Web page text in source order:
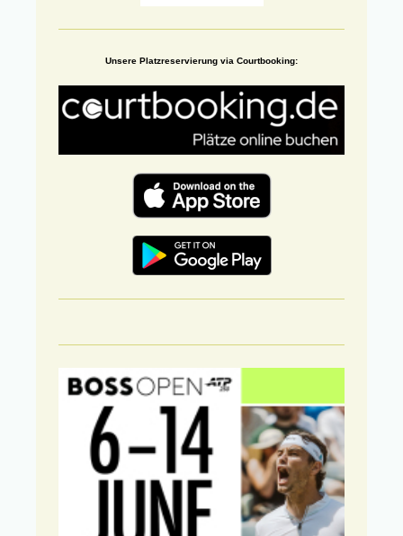
Unsere Platzreservierung via Courtbooking: